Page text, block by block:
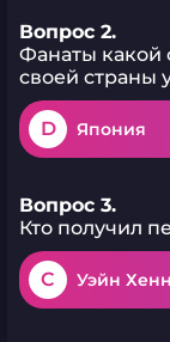
Вопрос 2.
Фанаты какой
своей страны
D Япония
Вопрос 3.
Кто получил
C Уэйн